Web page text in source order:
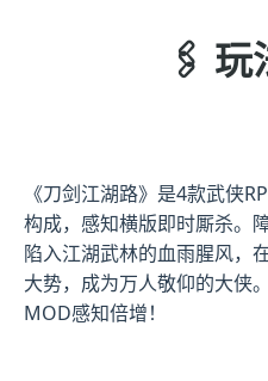
🖇️ 玩
《刀剑江湖路》是4款武侠
构成，感知横版即时厮杀。
陷入江湖武林的血雨腥风，
大势，成为万人敬仰的大侠
MOD感知倍增！